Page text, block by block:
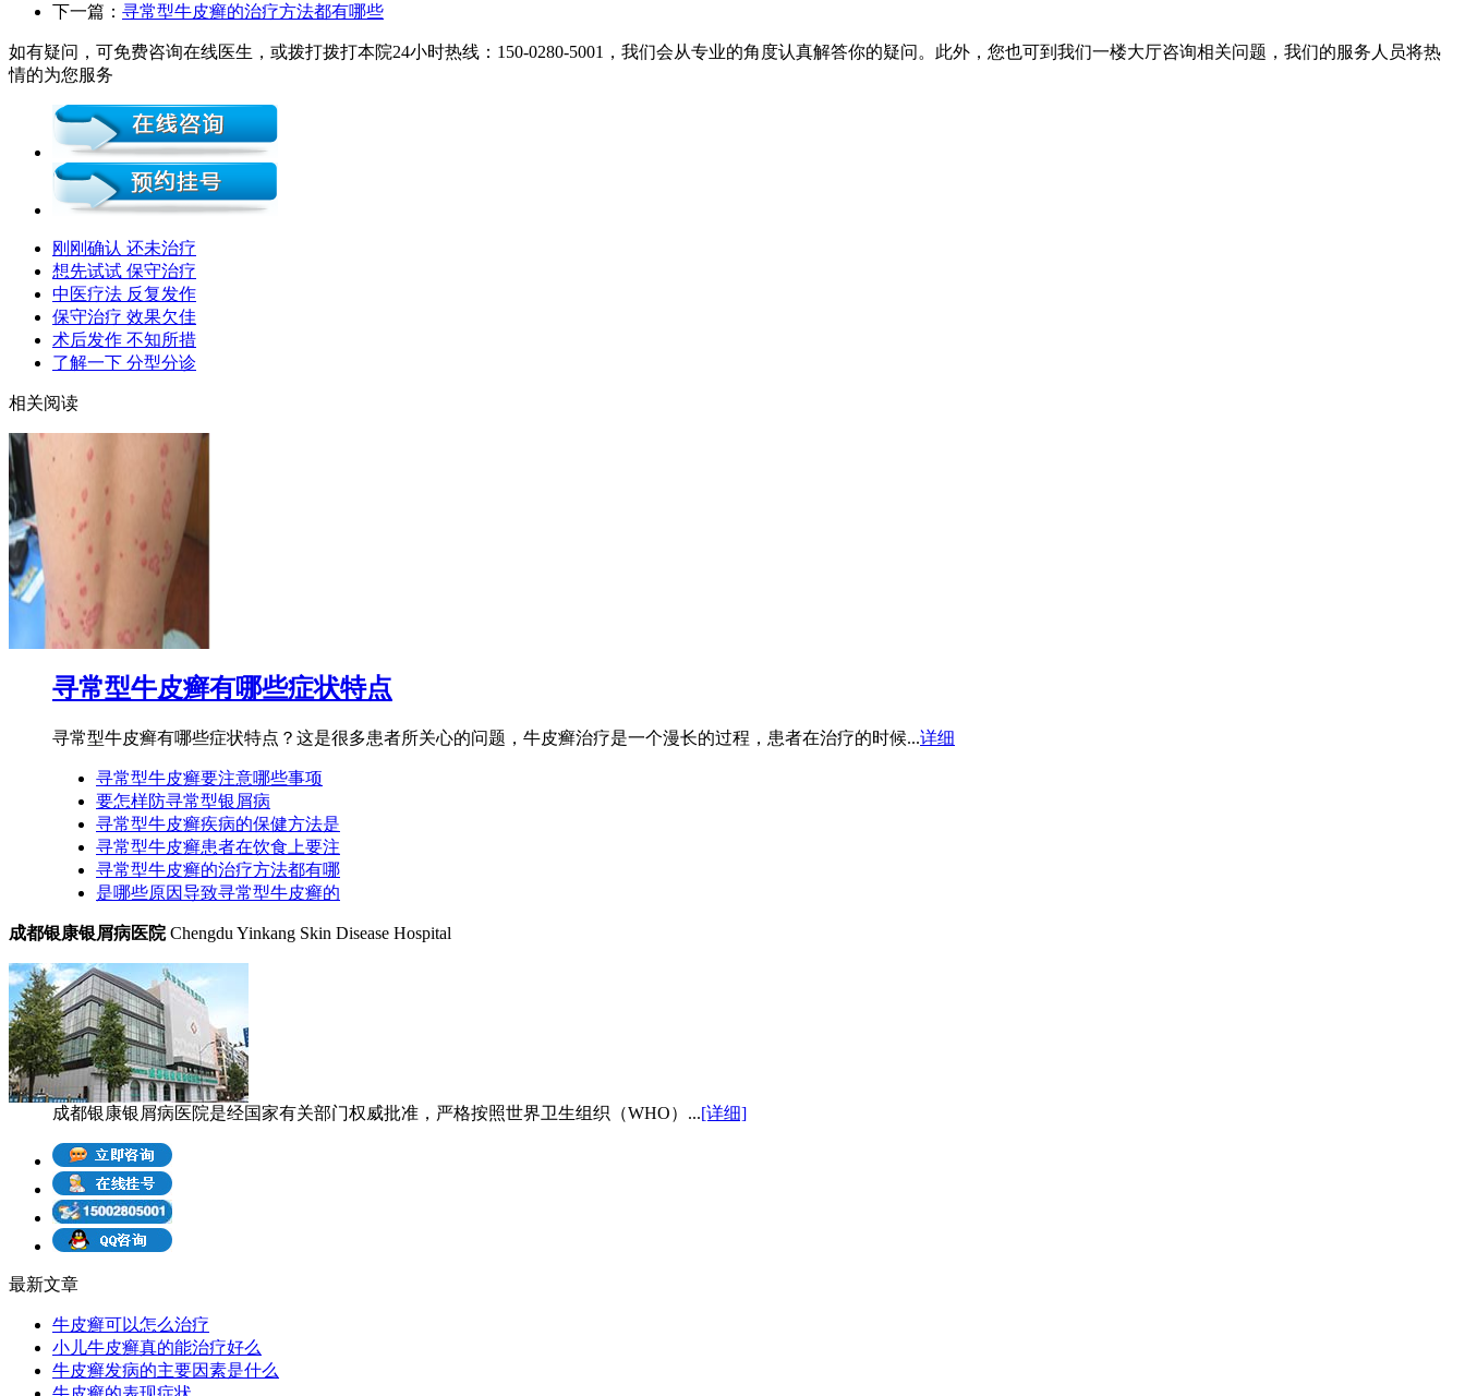
下一篇： 寻常型牛皮癣的治疗方法都有哪些
如有疑问，可免费咨询在线医生，或拨打拨打本院24小时热线：150-0280-5001，我们会从专业的角度认真解答你的疑问。此外，您也可到我们一楼大厅咨询相关问题，我们的服务人员将热
情的为您服务
刚刚确认 还未治疗
想先试试 保守治疗
中医疗法 反复发作
保守治疗 效果欠佳
术后发作 不知所措
了解一下 分型分诊
相关阅读
寻常型牛皮癣有哪些症状特点
寻常型牛皮癣有哪些症状特点？这是很多患者所关心的问题，牛皮癣治疗是一个漫长的过程，患者在治疗的时候...详细
寻常型牛皮癣要注意哪些事项
要怎样防寻常型银屑病
寻常型牛皮癣疾病的保健方法是
寻常型牛皮癣患者在饮食上要注
寻常型牛皮癣的治疗方法都有哪
是哪些原因导致寻常型牛皮癣的
成都银康银屑病医院 Chengdu Yinkang Skin Disease Hospital
成都银康银屑病医院是经国家有关部门权威批准，严格按照世界卫生组织（WHO）...[详细]
最新文章
牛皮癣可以怎么治疗
小儿牛皮癣真的能治疗好么
牛皮癣发病的主要因素是什么